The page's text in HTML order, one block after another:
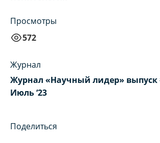
Просмотры
572
Журнал
Журнал «Научный лидер» выпуск
Июль ‘23
Поделиться